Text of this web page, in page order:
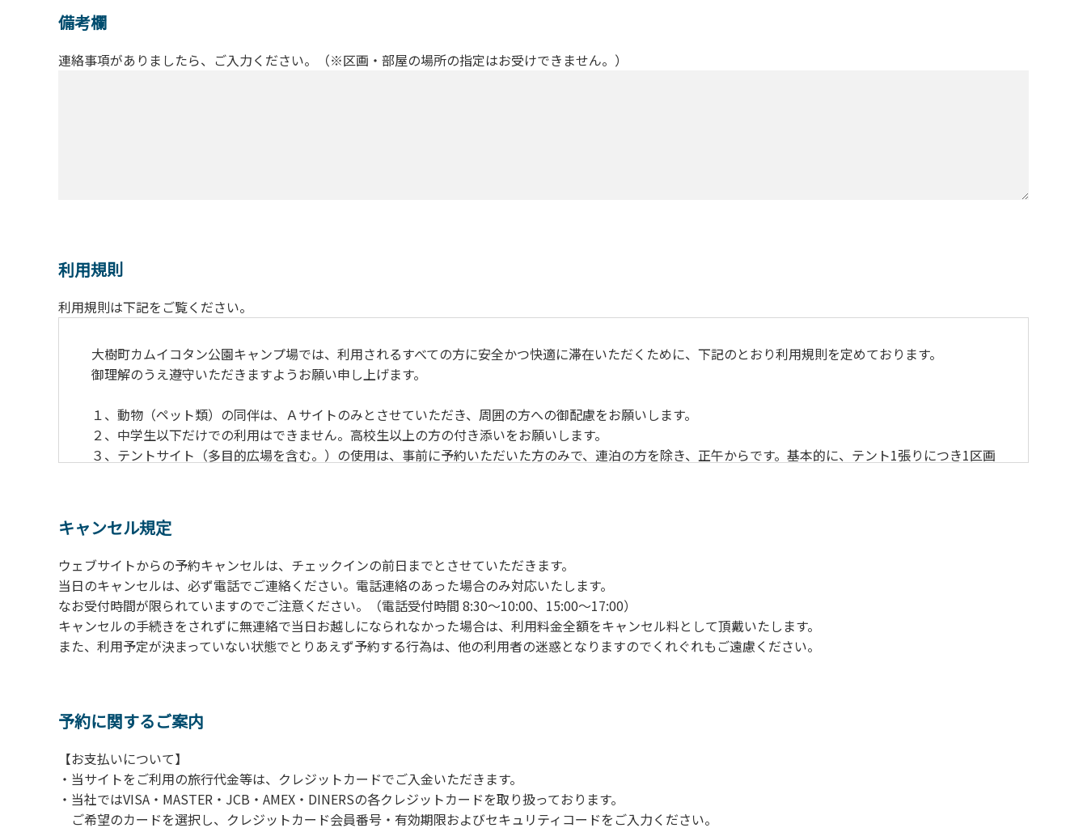
備考欄
連絡事項がありましたら、ご入力ください。（※区画・部屋の場所の指定はお受けできません。）
利用規則
利用規則は下記をご覧ください。
大樹町カムイコタン公園キャンプ場では、利用されるすべての方に安全かつ快適に滞在いただくために、下記のとおり利用規則を定めております。
御理解のうえ遵守いただきますようお願い申し上げます。
１、動物（ペット類）の同伴は、Ａサイトのみとさせていただき、周囲の方への御配慮をお願いします。
２、中学生以下だけでの利用はできません。高校生以上の方の付き添いをお願いします。
３、テントサイト（多目的広場を含む。）の使用は、事前に予約いただいた方のみで、連泊の方を除き、正午からです。基本的に、テント1張りにつき1区画
４、車両は、荷物の積み下ろし時以外は、駐車場にとめてください。
５、チェックアウトは、午前10時まで（日帰り使用の場合は午後5時まで）です。チェックインの手続きを行っていない方や使用人数が増えた場合は、必ず
手続きを行ってください。
６、ゴミは分別されたもののみ回収します。午前8時30分から午前10時までの間にゴミステーションに出してください。日帰り使用の方及び午前７時30分前
にチェックアウトする方は、お持ち帰りをお願いします。
【禁止事項】
カラオケ、発電機、地面での直火による焚き火、キャンプファイヤー、打ち上げ式花火、テントサウナの設置
当キャンプ場のそばを流れる歴舟川は、上流で雨が降ると短時間で増水し、川原で遊んでいると大変危険な状態になりやすく、過去にも増水により人が流
（１）川原にテントやタープを張らない。
（２）雨が降ったときは川原で遊ばない。
（３）カムイコタン公園キャンプ場で雨が降らなくても、上流で雨が降り急に増水することがあるので、水の濁りに注意し、濁り始めたときには直ちに川原
での遊びを中止する。
キャンセル規定
ウェブサイトからの予約キャンセルは、チェックインの前日までとさせていただきます。
当日のキャンセルは、必ず電話でご連絡ください。電話連絡のあった場合のみ対応いたします。
なお受付時間が限られていますのでご注意ください。（電話受付時間 8:30～10:00、15:00～17:00）
キャンセルの手続きをされずに無連絡で当日お越しになられなかった場合は、利用料金全額をキャンセル料として頂戴いたします。
また、利用予定が決まっていない状態でとりあえず予約する行為は、他の利用者の迷惑となりますのでくれぐれもご遠慮ください。
予約に関するご案内
【お支払いについて】
・当サイトをご利用の旅行代金等は、クレジットカードでご入金いただきます。
・当社ではVISA・MASTER・JCB・AMEX・DINERSの各クレジットカードを取り扱っております。
ご希望のカードを選択し、クレジットカード会員番号・有効期限およびセキュリティコードをご入力ください。